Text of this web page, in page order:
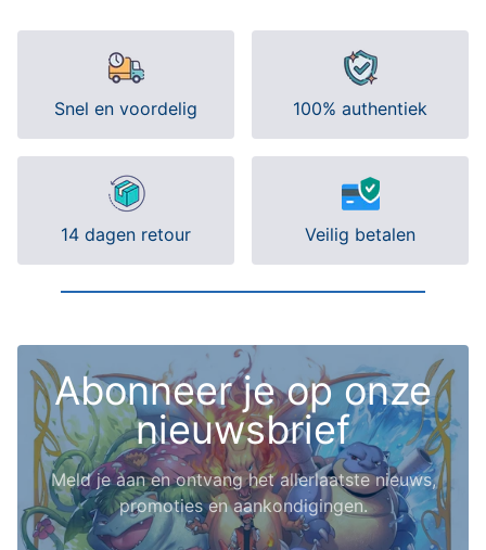
Snel en voordelig 100% authentiek
14 dagen retour Veilig betalen
Abonneer je op onze
nieuwsbrief
Meld je aan en ontvang het allerlaatste nieuws,
promoties en aankondigingen.